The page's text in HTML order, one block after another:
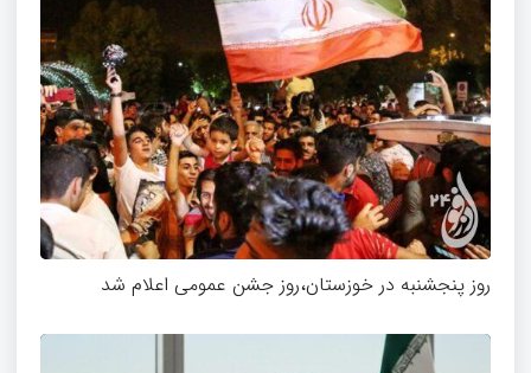
روز پنجشنبه در خوزستان،روز جشن عمومی اعلام شد